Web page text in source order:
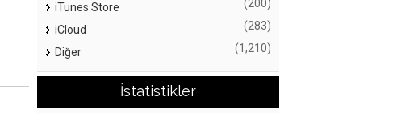
iTunes Store (200)
iCloud (283)
Diğer (1,210)
İstatistikler